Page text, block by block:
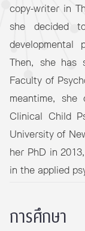
copy-writer in
she decided
developmental
Then, she
Faculty of
meantime, she
Clinical Child
University of
her PhD in
in the applied
การศึกษา